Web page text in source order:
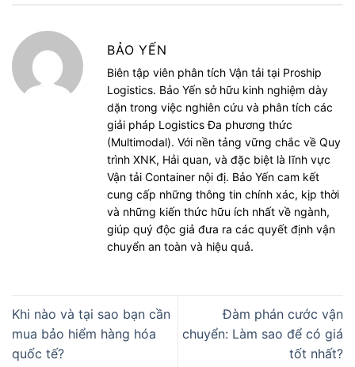
BẢO YẾN
Biên tập viên phân tích Vận tải tại Proship
Logistics. Bảo Yến sở hữu kinh nghiệm dày
dặn trong việc nghiên cứu và phân tích các
giải pháp Logistics Đa phương thức
(Multimodal). Với nền tảng vững chắc về Quy
trình XNK, Hải quan, và đặc biệt là lĩnh vực
Vận tải Container nội đị. Bảo Yến cam kết
cung cấp những thông tin chính xác, kịp thời
và những kiến thức hữu ích nhất về ngành,
giúp quý độc giả đưa ra các quyết định vận
chuyển an toàn và hiệu quả.
Khi nào và tại sao bạn cần
mua bảo hiểm hàng hóa
quốc tế?
Đàm phán cước vận
chuyển: Làm sao để có giá
tốt nhất?